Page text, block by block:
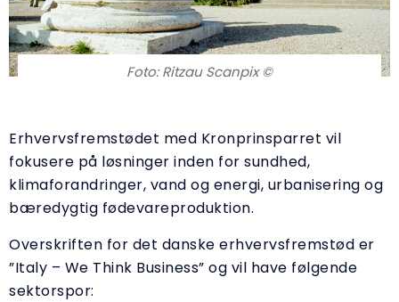
Foto: Ritzau Scanpix ©
Erhvervsfremstødet med Kronprinsparret vil
fokusere på løsninger inden for sundhed,
klimaforandringer, vand og energi, urbanisering og
bæredygtig fødevareproduktion.
Overskriften for det danske erhvervsfremstød er
”Italy – We Think Business” og vil have følgende
sektorspor: